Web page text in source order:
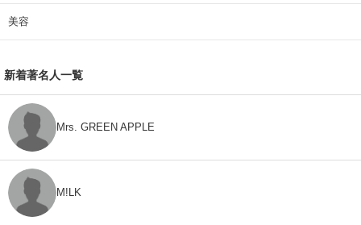
美容
新着著名人一覧
Mrs. GREEN APPLE
M!LK